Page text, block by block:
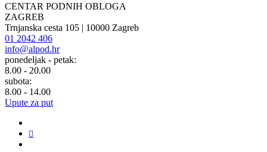
CENTAR PODNIH OBLOGA
ZAGREB
Trnjanska cesta 105 | 10000 Zagreb
01 2042 406
info@alpod.hr
ponedeljak - petak:
8.00 - 20.00
subota:
8.00 - 14.00
Upute za put